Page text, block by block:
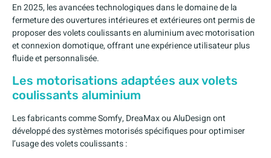
En 2025, les avancées technologiques dans le domaine de la
fermeture des ouvertures intérieures et extérieures ont permis de
proposer des volets coulissants en aluminium avec motorisation
et connexion domotique, offrant une expérience utilisateur plus
fluide et personnalisée.
Les motorisations adaptées aux volets
coulissants aluminium
Les fabricants comme Somfy, DreaMax ou AluDesign ont
développé des systèmes motorisés spécifiques pour optimiser
l’usage des volets coulissants :